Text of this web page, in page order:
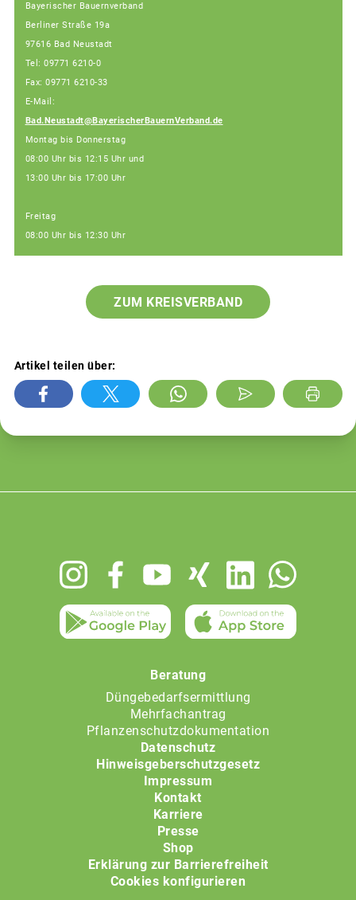
Bayerischer Bauernverband
Berliner Straße 19a
97616 Bad Neustadt
Tel: 09771 6210-0
Fax: 09771 6210-33
E-Mail:
Bad.Neustadt@BayerischerBauernVerband.de
Montag bis Donnerstag
08:00 Uhr bis 12:15 Uhr und
13:00 Uhr bis 17:00 Uhr
Freitag
08:00 Uhr bis 12:30 Uhr
ZUM KREISVERBAND
Artikel teilen über:
Beratung
Düngebedarfsermittlung
Mehrfachantrag
Pflanzenschutzdokumentation
Datenschutz
Hinweisgeberschutzgesetz
Impressum
Kontakt
Karriere
Presse
Shop
Erklärung zur Barrierefreiheit
Cookies konfigurieren